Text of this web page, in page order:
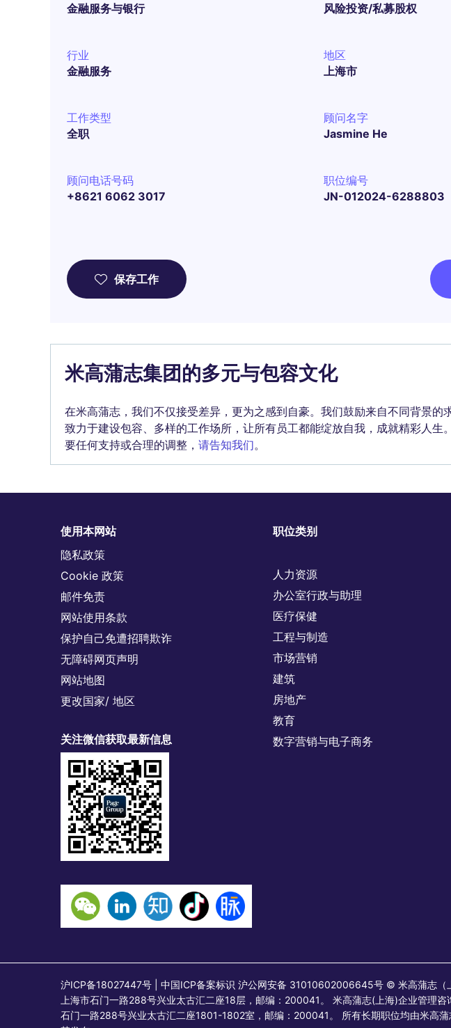
金融服务与银行
风险投资/私募股权
行业
金融服务
地区
上海市
工作类型
全职
顾问名字
Jasmine He
顾问电话号码
+8621 6062 3017
职位编号
JN-012024-6288803
保存工作
米高蒲志集团的多元与包容文化
在米高蒲志，我们不仅接受差异，更为之感到自豪。我们鼓励来自不同背景的
致力于建设包容、多样的工作场所，让所有员工都能绽放自我，成就精彩人生
要任何支持或合理的调整， 请告知我们。
使用本网站
隐私政策
Cookie 政策
邮件免责
网站使用条款
保护自己免遭招聘欺诈
无障碍网页声明
网站地图
更改国家/ 地区
关注微信获取最新信息
职位类别
人力资源
办公室行政与助理
医疗保健
工程与制造
市场营销
建筑
房地产
教育
数字营销与电子商务
沪ICP备18027447号 | 中国ICP备案标识 沪公网安备 31010602006645号 © 米高蒲志
上海市石门一路288号兴业太古汇二座18层，邮编：200041。 米高蒲志(上海)企业管理
石门一路288号兴业太古汇二座1801-1802室，邮编：200041。 所有长期职位均由米高